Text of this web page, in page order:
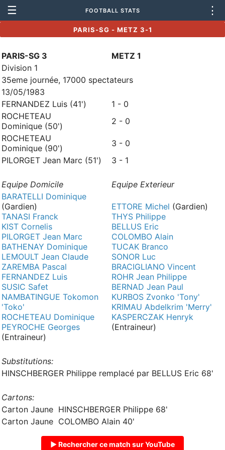
☰ FOOTBALL STATS ⋮
PARIS-SG - METZ 3-1
PARIS-SG 3
METZ 1
Division 1
35eme journée, 17000 spectateurs
13/05/1983
FERNANDEZ Luis (41')
1 - 0
ROCHETEAU
Dominique (50')
2 - 0
ROCHETEAU
Dominique (90')
3 - 0
PILORGET Jean Marc (51')
3 - 1
Equipe Domicile
Equipe Exterieur
BARATELLI Dominique
(Gardien)
TANASI Franck
KIST Cornelis
PILORGET Jean Marc
BATHENAY Dominique
LEMOULT Jean Claude
ZAREMBA Pascal
FERNANDEZ Luis
SUSIC Safet
NAMBATINGUE Tokomon
'Toko'
ROCHETEAU Dominique
PEYROCHE Georges
(Entraineur)
ETTORE Michel (Gardien)
THYS Philippe
BELLUS Eric
COLOMBO Alain
TUCAK Branco
SONOR Luc
BRACIGLIANO Vincent
ROHR Jean Philippe
BERNAD Jean Paul
KURBOS Zvonko 'Tony'
KRIMAU Abdelkrim 'Merry'
KASPERCZAK Henryk
(Entraineur)
Substitutions:
HINSCHBERGER Philippe remplacé par BELLUS Eric 68'
Cartons:
Carton Jaune HINSCHBERGER Philippe 68'
Carton Jaune COLOMBO Alain 40'
▶ Rechercher ce match sur YouTube